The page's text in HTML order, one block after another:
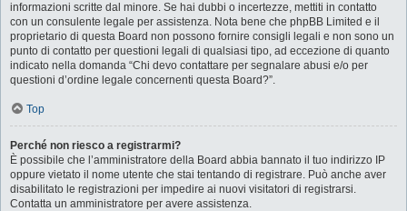
informazioni scritte dal minore. Se hai dubbi o incertezze, mettiti in contatto
con un consulente legale per assistenza. Nota bene che phpBB Limited e il
proprietario di questa Board non possono fornire consigli legali e non sono un
punto di contatto per questioni legali di qualsiasi tipo, ad eccezione di quanto
indicato nella domanda “Chi devo contattare per segnalare abusi e/o per
questioni d’ordine legale concernenti questa Board?”.
Top
Perché non riesco a registrarmi?
È possibile che l’amministratore della Board abbia bannato il tuo indirizzo IP
oppure vietato il nome utente che stai tentando di registrare. Può anche aver
disabilitato le registrazioni per impedire ai nuovi visitatori di registrarsi.
Contatta un amministratore per avere assistenza.